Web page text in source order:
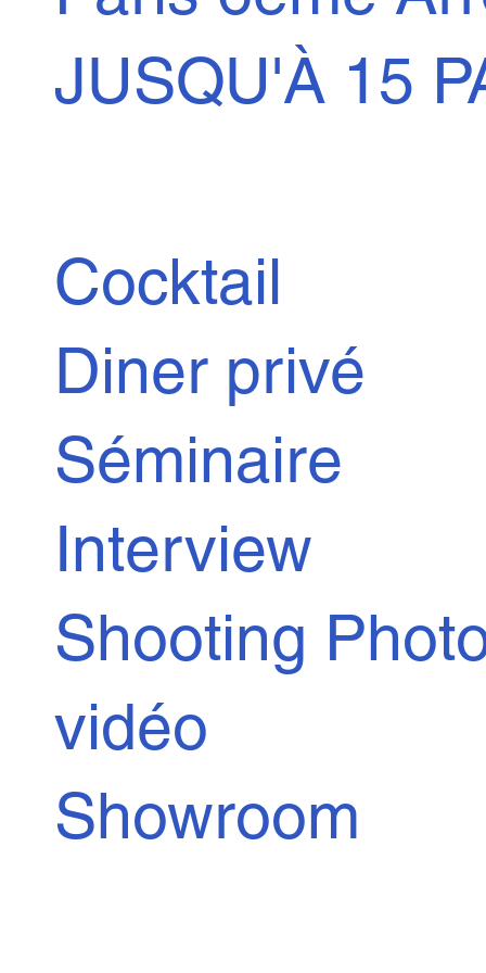
JUSQU'À 15
Cocktail
Diner privé
Séminaire
Interview
Shooting
vidéo
Showroom